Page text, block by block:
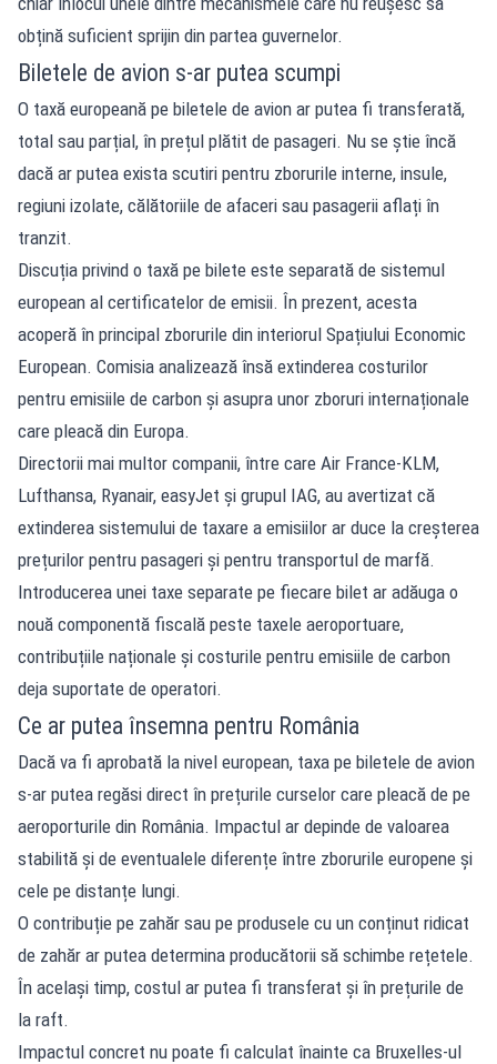
obțină suficient sprijin din partea guvernelor.
Biletele de avion s-ar putea scumpi
O taxă europeană pe biletele de avion ar putea fi transferată,
total sau parțial, în prețul plătit de pasageri. Nu se știe încă
dacă ar putea exista scutiri pentru zborurile interne, insule,
regiuni izolate, călătoriile de afaceri sau pasagerii aflați în
tranzit.
Discuția privind o taxă pe bilete este separată de sistemul
european al certificatelor de emisii. În prezent, acesta
acoperă în principal zborurile din interiorul Spațiului Economic
European. Comisia analizează însă extinderea costurilor
pentru emisiile de carbon și asupra unor zboruri internaționale
care pleacă din Europa.
Directorii mai multor companii, între care Air France-KLM,
Lufthansa, Ryanair, easyJet și grupul IAG, au avertizat că
extinderea sistemului de taxare a emisiilor ar duce la creșterea
prețurilor pentru pasageri și pentru transportul de marfă.
Introducerea unei taxe separate pe fiecare bilet ar adăuga o
nouă componentă fiscală peste taxele aeroportuare,
contribuțiile naționale și costurile pentru emisiile de carbon
deja suportate de operatori.
Ce ar putea însemna pentru România
Dacă va fi aprobată la nivel european, taxa pe biletele de avion
s-ar putea regăsi direct în prețurile curselor care pleacă de pe
aeroporturile din România. Impactul ar depinde de valoarea
stabilită și de eventualele diferențe între zborurile europene și
cele pe distanțe lungi.
O contribuție pe zahăr sau pe produsele cu un conținut ridicat
de zahăr ar putea determina producătorii să schimbe rețetele.
În același timp, costul ar putea fi transferat și în prețurile de
la raft.
Impactul concret nu poate fi calculat înainte ca Bruxelles-ul